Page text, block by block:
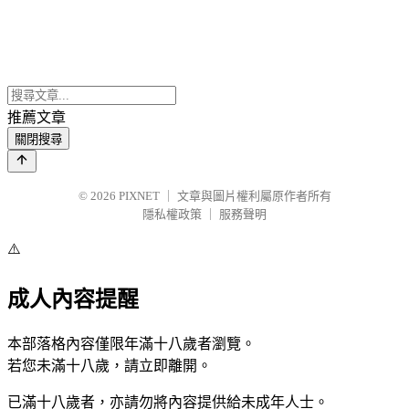
推薦文章
關閉搜尋
© 2026 PIXNET
文章與圖片權利屬原作者所有
隱私權政策
服務聲明
⚠️
成人內容提醒
本部落格內容僅限年滿十八歲者瀏覽。
若您未滿十八歲，請立即離開。
已滿十八歲者，亦請勿將內容提供給未成年人士。